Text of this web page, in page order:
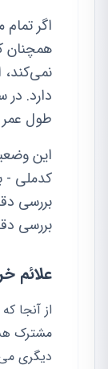
اگر تمام
همچنان
طول
این
کدملی -
بررسی
بررسی
علائم
مشترک
دیگری